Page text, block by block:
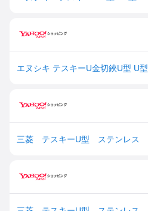
エヌシキ テスキーU金切鋏U型 U型